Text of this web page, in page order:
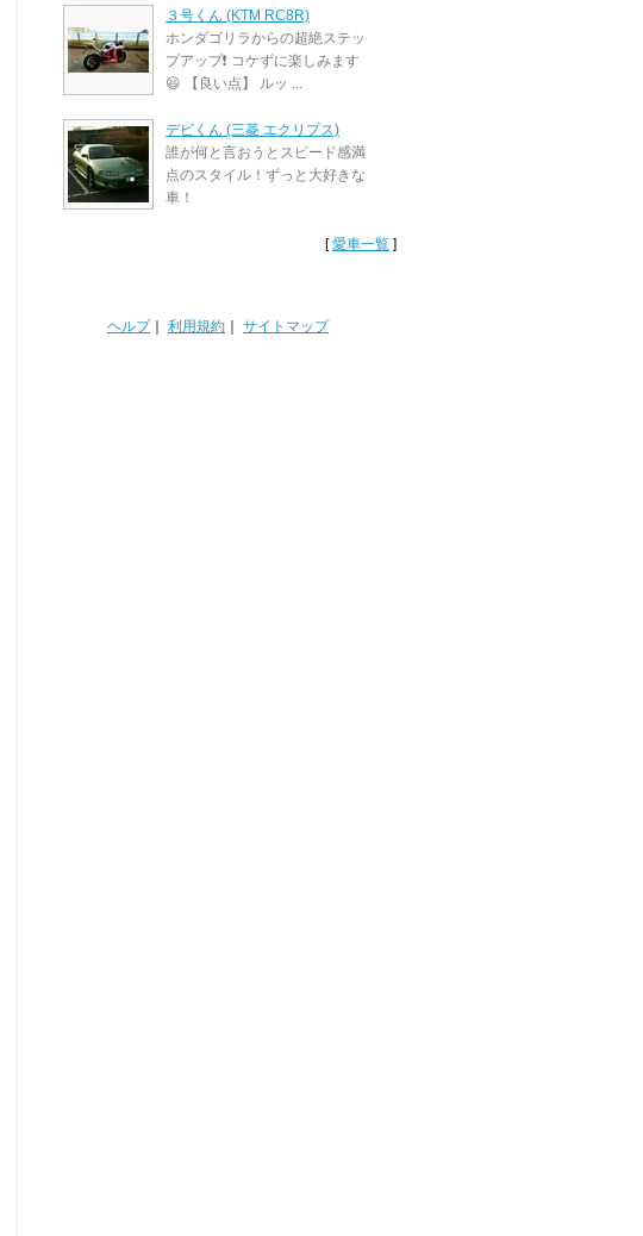
３号くん (KTM RC8R)
ホンダゴリラからの超絶ステッ
プアップ❗ コケずに楽しみます
😃 【良い点】 ルッ ...
デビくん (三菱 エクリプス)
誰が何と言おうとスピード感満
点のスタイル！ずっと大好きな
車！
[愛車一覧 ]
ヘルプ｜ 利用規約 サイトマップ